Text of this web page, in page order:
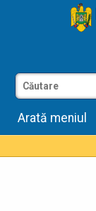
Arată meniul